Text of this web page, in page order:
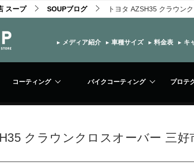
スープ SOUPブログ トヨタ AZSH35 クラウン
▸ メディア紹介 ▸ 車種サイズ ▸ 料金表 ▸ キ
コーティング バイクコーティング プロテ
クラウンクロスオーバー 三